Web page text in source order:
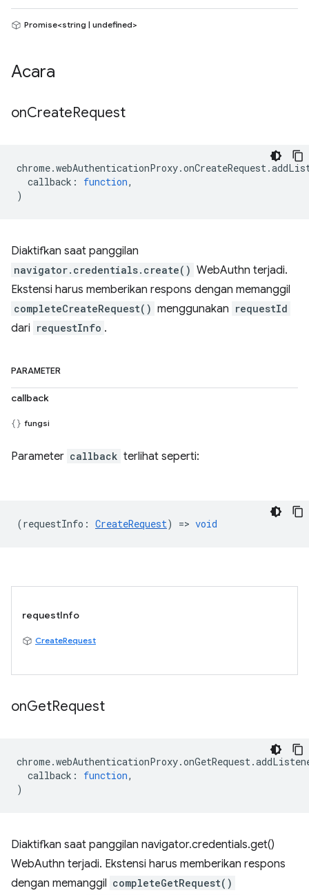
Promise<string | undefined>
Acara
onCreateRequest
chrome.webAuthenticationProxy.onCreateRequest.
callback : function,
)
Diaktifkan saat panggilan
navigator.credentials.create() WebAuthn terjadi.
Ekstensi harus memberikan respons dengan memanggil
completeCreateRequest() menggunakan requestId
dari requestInfo .
PARAMETER
callback
fungsi
Parameter callback terlihat seperti:
(requestInfo : CreateRequest) => void
requestInfo
CreateRequest
onGetRequest
chrome.webAuthenticationProxy.onGetRequest.
callback : function,
)
Diaktifkan saat panggilan navigator.credentials.get()
WebAuthn terjadi. Ekstensi harus memberikan respons
dengan memanggil completeGetRequest()